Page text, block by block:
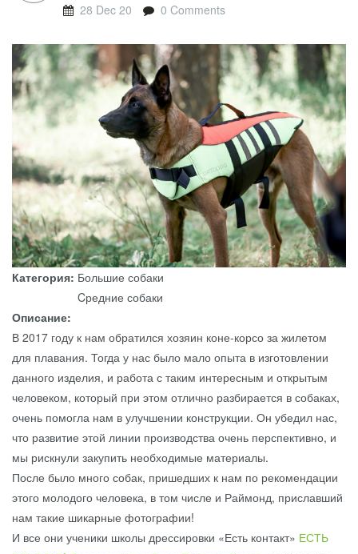
28 Dec 20 0 Comments
Категория: Большие собаки
Cредние собаки
Описание:
В 2017 году к нам обратился хозяин коне-корсо за жилетом
для плавания. Тогда у нас было мало опыта в изготовлении
данного изделия, и работа с таким интересным и открытым
человеком, который при этом отлично разбирается в собаках,
очень помогла нам в улучшении конструкции. Он убедил нас,
что развитие этой линии производства очень перспективно, и
мы рискнули закупить необходимые материалы.
После было много собак, пришедших к нам по рекомендации
этого молодого человека, в том числе и Раймонд, приславший
нам такие шикарные фотографии!
И все они ученики школы дрессировки «Есть контакт» ЕСТЬ